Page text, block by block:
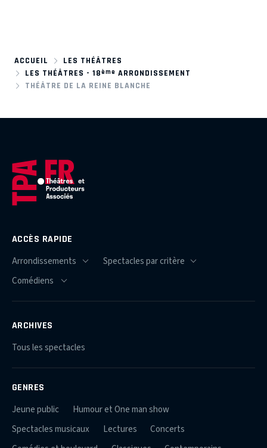
ACCUEIL
LES THÉÂTRES
LES THÉÂTRES - 18ème ARRONDISSEMENT
THÉÂTRE DE LA REINE BLANCHE
ACCÈS RAPIDE
ARCHIVES
Tous les spectacles
GENRES
Jeune public
Humour et One man show
Spectacles musicaux
Lectures
Concerts